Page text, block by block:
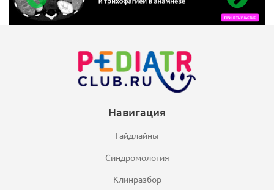
Навигация
Гайдлайны
Синдромология
Клинразбор